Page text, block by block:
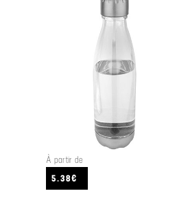
VOIR LE PRODUIT
À partir de
5.38€